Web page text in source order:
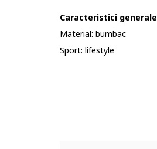
Caracteristici generale
Material: bumbac
Sport: lifestyle